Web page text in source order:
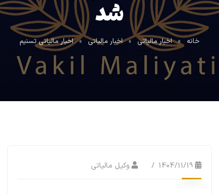
شد
خانه » اخبار مالیاتی » اخبار مالیاتی » اخبار مالیاتی تسنیم
1404/11/19 وکیل مالیاتی